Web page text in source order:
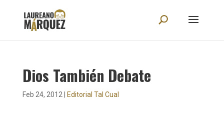
Dios También Debate
Feb 24, 2012 Editorial Tal Cual